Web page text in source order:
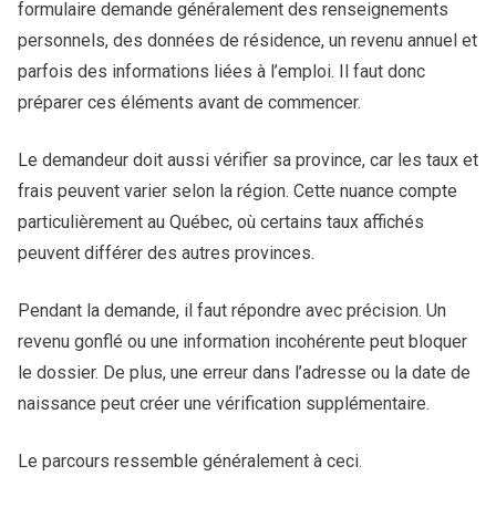
formulaire demande généralement des renseignements
personnels, des données de résidence, un revenu annuel et
parfois des informations liées à l’emploi. Il faut donc
préparer ces éléments avant de commencer.
Le demandeur doit aussi vérifier sa province, car les taux et
frais peuvent varier selon la région. Cette nuance compte
particulièrement au Québec, où certains taux affichés
peuvent différer des autres provinces.
Pendant la demande, il faut répondre avec précision. Un
revenu gonflé ou une information incohérente peut bloquer
le dossier. De plus, une erreur dans l’adresse ou la date de
naissance peut créer une vérification supplémentaire.
Le parcours ressemble généralement à ceci.